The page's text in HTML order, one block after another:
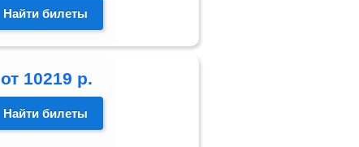
Найти билеты
от 10219 р.
Найти билеты